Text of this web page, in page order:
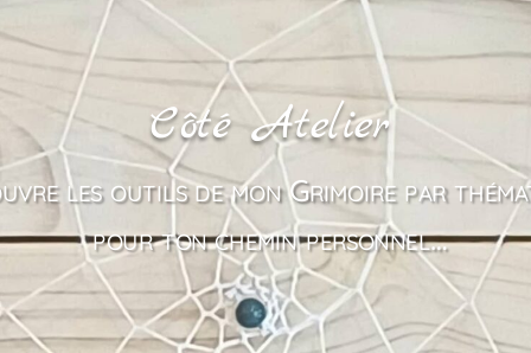
Côté Atelier
les outils de mon Grimoire par
pour ton chemin personnel…